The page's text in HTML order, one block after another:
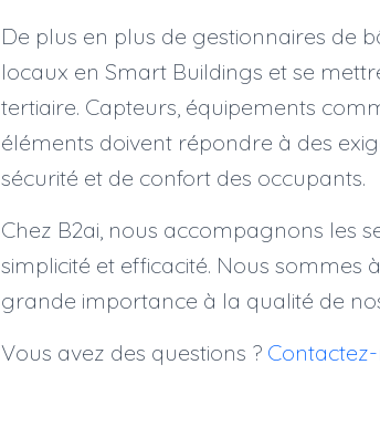
De plus en plus de gestionnaires de
locaux en Smart Buildings et se
tertiaire. Capteurs, équipements
éléments doivent répondre à des
sécurité et de confort des occupants.
Chez B2ai, nous accompagnons les
simplicité et efficacité. Nous sommes
grande importance à la qualité de
Vous avez des questions ?